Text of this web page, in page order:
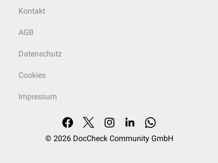
Kontakt
AGB
Datenschutz
Cookies
Impressum
© 2026 DocCheck Community GmbH